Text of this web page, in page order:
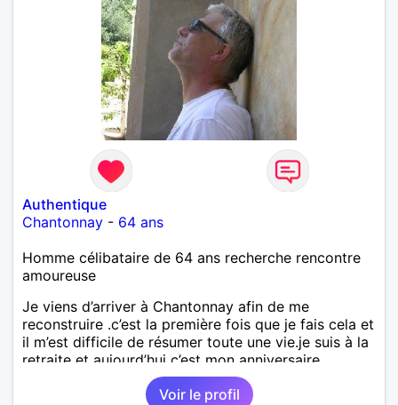
Authentique
Chantonnay - 64 ans
Homme célibataire de 64 ans recherche rencontre
amoureuse
Je viens d’arriver à Chantonnay afin de me
reconstruire .c’est la première fois que je fais cela et
il m’est difficile de résumer toute une vie.je suis à la
retraite et aujourd’hui c’est mon anniversaire
!J’aimerais rencontrer quelqu’un qui partage les
mêmes valeurs qui font de quelqu’un un être humain
Voir le profil